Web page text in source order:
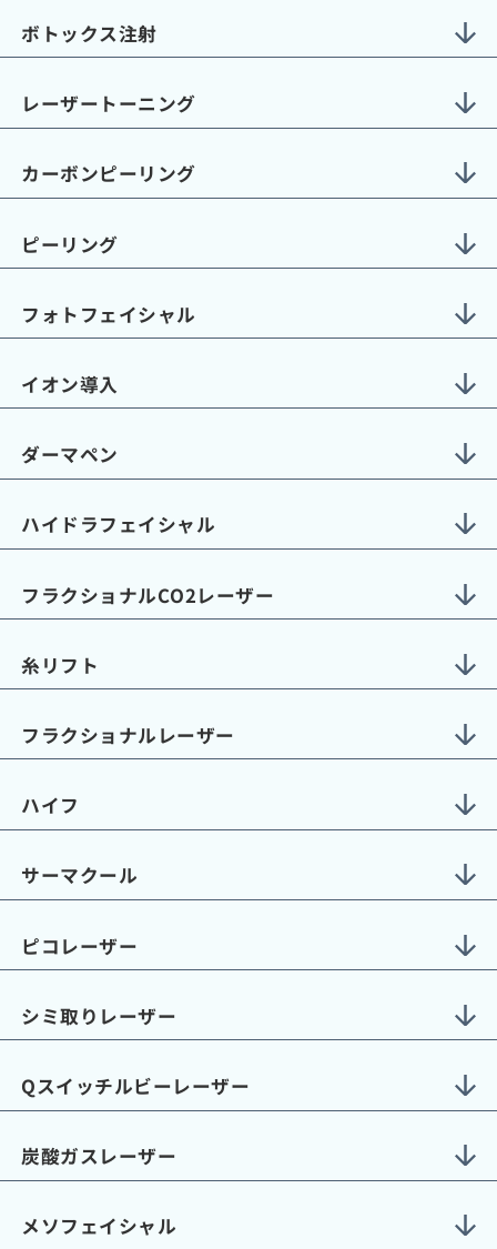
ボトックス注射
レーザートーニング
カーボンピーリング
ピーリング
フォトフェイシャル
イオン導入
ダーマペン
ハイドラフェイシャル
フラクショナルCO2レーザー
糸リフト
フラクショナルレーザー
ハイフ
サーマクール
ピコレーザー
シミ取りレーザー
Qスイッチルビーレーザー
炭酸ガスレーザー
メソフェイシャル